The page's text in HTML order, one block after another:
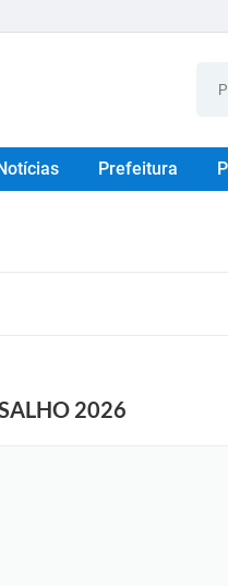
Prefeitura
2026